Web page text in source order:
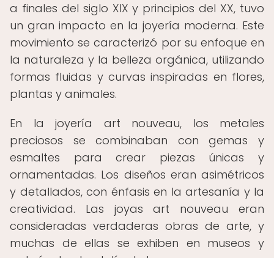
a finales del siglo XIX y principios del XX, tuvo
un gran impacto en la joyería moderna. Este
movimiento se caracterizó por su enfoque en
la naturaleza y la belleza orgánica, utilizando
formas fluidas y curvas inspiradas en flores,
plantas y animales.
En la joyería art nouveau, los metales
preciosos se combinaban con gemas y
esmaltes para crear piezas únicas y
ornamentadas. Los diseños eran asimétricos
y detallados, con énfasis en la artesanía y la
creatividad. Las joyas art nouveau eran
consideradas verdaderas obras de arte, y
muchas de ellas se exhiben en museos y